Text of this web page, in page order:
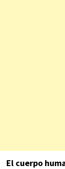
El cuerpo